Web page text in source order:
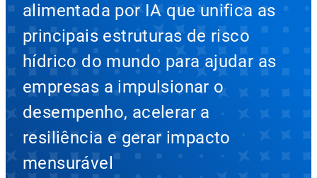
alimentada por IA que unifica as
principais estruturas de risco
hídrico do mundo para ajudar as
empresas a impulsionar o
desempenho, acelerar a
resiliência e gerar impacto
mensurável